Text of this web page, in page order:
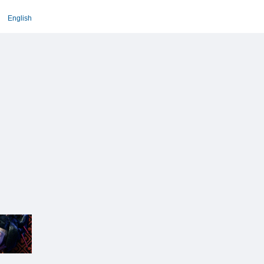
English